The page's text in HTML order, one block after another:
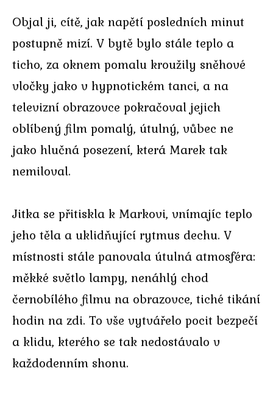
Objal ji, cítě, jak napětí posledních minut
postupně mizí. V bytě bylo stále teplo a
ticho, za oknem pomalu kroužily sněhové
vločky jako v hypnotickém tanci, a na
televizní obrazovce pokračoval jejich
oblíbený film pomalý, útulný, vůbec ne
jako hlučná posezení, která Marek tak
nemiloval.
Jitka se přitiskla k Markovi, vnímajíc teplo
jeho těla a uklidňující rytmus dechu. V
místnosti stále panovala útulná atmosféra:
měkké světlo lampy, nenáhlý chod
černobílého filmu na obrazovce, tiché tikání
hodin na zdi. To vše vytvářelo pocit bezpečí
a klidu, kterého se tak nedostávalo v
každodenním shonu.